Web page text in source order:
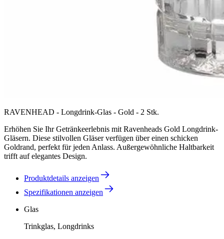
RAVENHEAD - Longdrink-Glas - Gold - 2 Stk.
Erhöhen Sie Ihr Getränkeerlebnis mit Ravenheads Gold Longdrink-
Gläsern. Diese stilvollen Gläser verfügen über einen schicken
Goldrand, perfekt für jeden Anlass. Außergewöhnliche Haltbarkeit
trifft auf elegantes Design.
Produktdetails anzeigen
Spezifikationen anzeigen
Glas
Trinkglas, Longdrinks